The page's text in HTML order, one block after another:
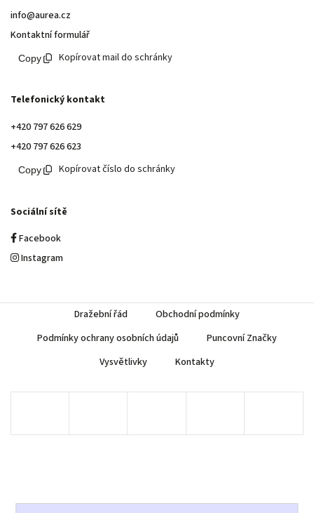
info@aurea.cz
Kontaktní formulář
Kopírovat mail do schránky
Telefonický kontakt
+420 797 626 629
+420 797 626 623
Kopírovat číslo do schránky
Sociální sítě
Facebook
Instagram
Dražební řád
Obchodní podmínky
Podmínky ochrany osobních údajů
Puncovní Značky
Vysvětlivky
Kontakty